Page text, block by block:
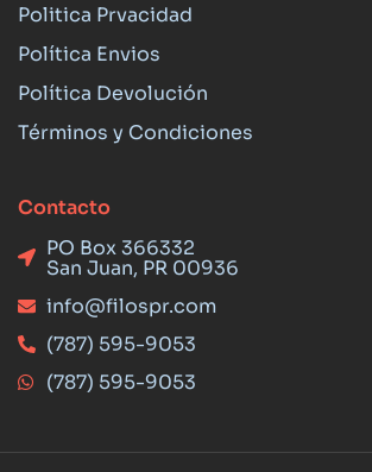
Politica Prvacidad
Política Envios
Política Devolución
Términos y Condiciones
Contacto
PO Box 366332
San Juan, PR 00936
info@filospr.com
(787) 595-9053
(787) 595-9053